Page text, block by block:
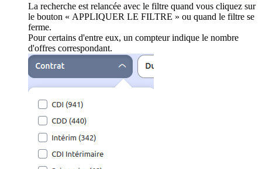
La recherche est relancée avec le filtre quand vous cliquez sur
le bouton « APPLIQUER LE FILTRE » ou quand le filtre se
ferme.
Pour certains d'entre eux, un compteur indique le nombre
d'offres correspondant.